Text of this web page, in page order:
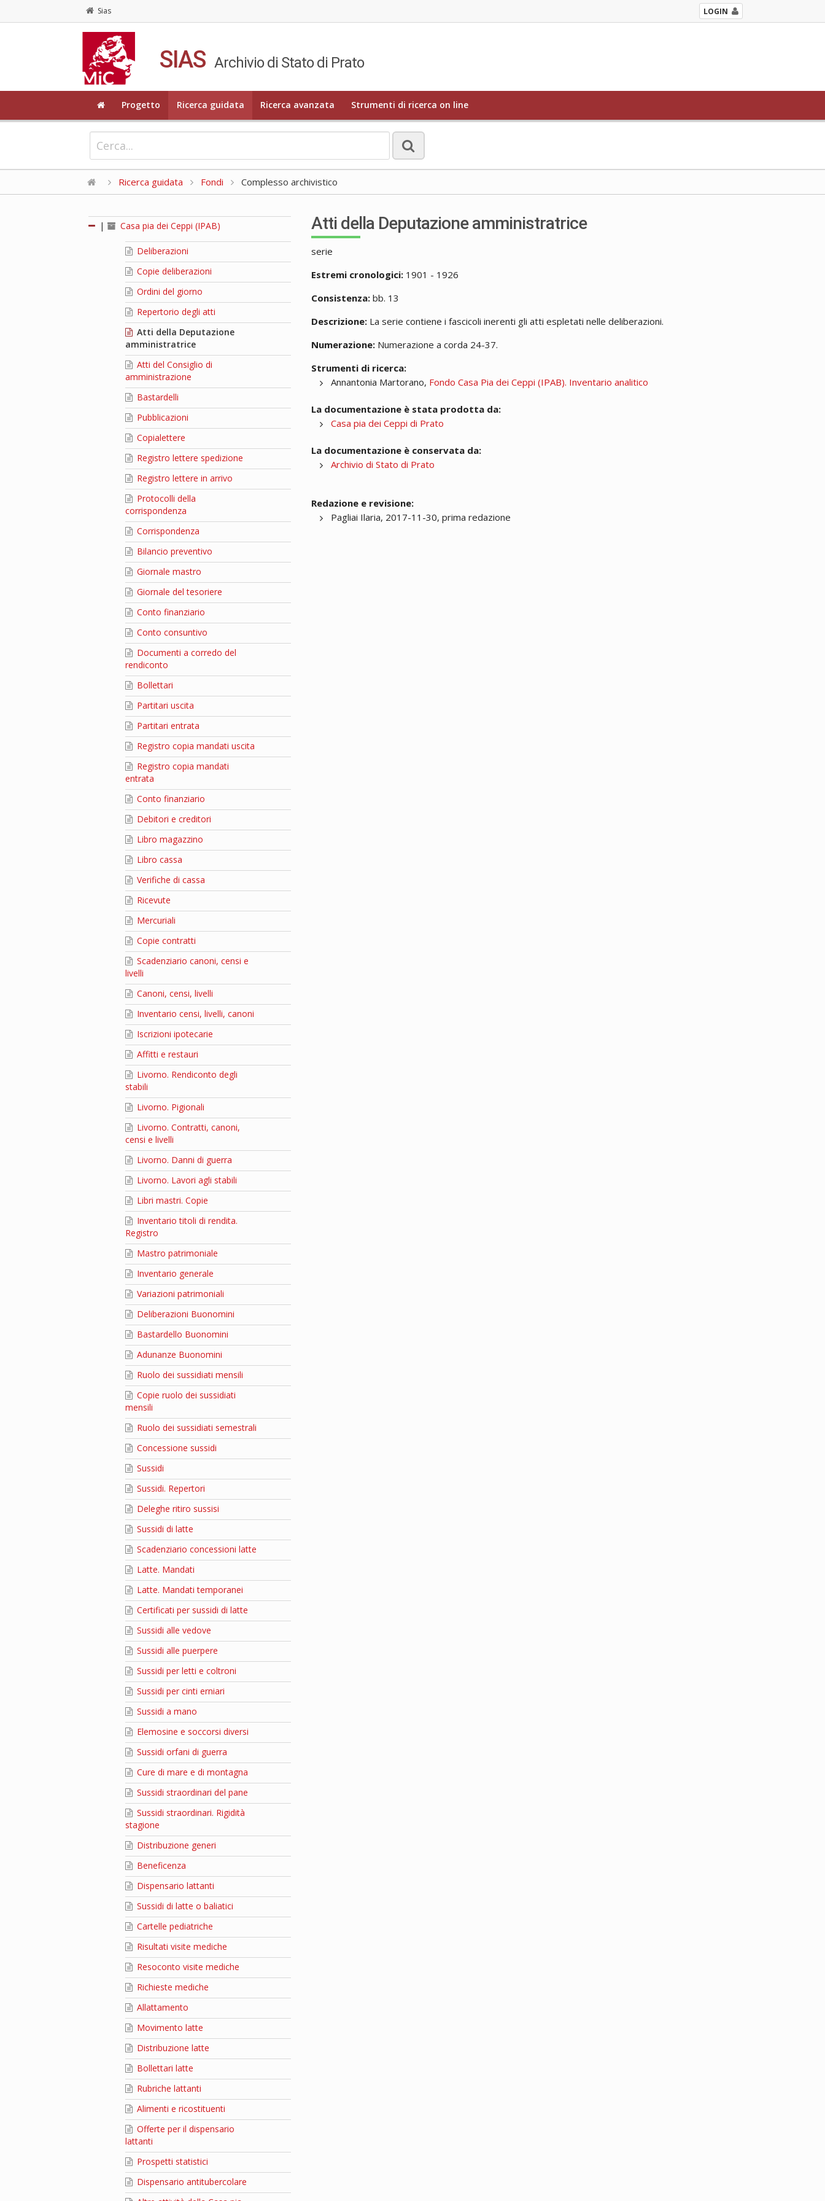
Sias LOGIN
SIAS Archivio di Stato di Prato
Progetto Ricerca guidata Ricerca avanzata Strumenti di ricerca on line
Ricerca guidata Fondi Complesso archivistico
| Casa pia dei Ceppi (IPAB)
Deliberazioni
Copie deliberazioni
Ordini del giorno
Repertorio degli atti
Atti della Deputazione
amministratrice
Atti del Consiglio di
amministrazione
Bastardelli
Pubblicazioni
Copialettere
Registro lettere spedizione
Registro lettere in arrivo
Protocolli della
corrispondenza
Corrispondenza
Bilancio preventivo
Giornale mastro
Giornale del tesoriere
Conto finanziario
Conto consuntivo
Documenti a corredo del
rendiconto
Bollettari
Partitari uscita
Partitari entrata
Registro copia mandati uscita
Registro copia mandati
entrata
Conto finanziario
Debitori e creditori
Libro magazzino
Libro cassa
Verifiche di cassa
Ricevute
Mercuriali
Copie contratti
Scadenziario canoni, censi e
livelli
Canoni, censi, livelli
Inventario censi, livelli, canoni
Iscrizioni ipotecarie
Affitti e restauri
Livorno. Rendiconto degli
stabili
Livorno. Pigionali
Livorno. Contratti, canoni,
censi e livelli
Livorno. Danni di guerra
Livorno. Lavori agli stabili
Libri mastri. Copie
Inventario titoli di rendita.
Registro
Mastro patrimoniale
Inventario generale
Variazioni patrimoniali
Deliberazioni Buonomini
Bastardello Buonomini
Adunanze Buonomini
Ruolo dei sussidiati mensili
Copie ruolo dei sussidiati
mensili
Ruolo dei sussidiati semestrali
Concessione sussidi
Sussidi
Sussidi. Repertori
Deleghe ritiro sussisi
Sussidi di latte
Scadenziario concessioni latte
Latte. Mandati
Latte. Mandati temporanei
Certificati per sussidi di latte
Sussidi alle vedove
Sussidi alle puerpere
Sussidi per letti e coltroni
Sussidi per cinti erniari
Sussidi a mano
Elemosine e soccorsi diversi
Sussidi orfani di guerra
Cure di mare e di montagna
Sussidi straordinari del pane
Sussidi straordinari. Rigidità
stagione
Distribuzione generi
Beneficenza
Dispensario lattanti
Sussidi di latte o baliatici
Cartelle pediatriche
Risultati visite mediche
Resoconto visite mediche
Richieste mediche
Allattamento
Movimento latte
Distribuzione latte
Bollettari latte
Rubriche lattanti
Alimenti e ricostituenti
Offerte per il dispensario
lattanti
Prospetti statistici
Dispensario antitubercolare
Atti della Deputazione amministratrice
serie
Estremi cronologici: 1901 - 1926
Consistenza: bb. 13
Descrizione: La serie contiene i fascicoli inerenti gli atti espletati nelle deliberazioni.
Numerazione: Numerazione a corda 24-37.
Strumenti di ricerca:
Annantonia Martorano, Fondo Casa Pia dei Ceppi (IPAB). Inventario analitico
La documentazione è stata prodotta da:
Casa pia dei Ceppi di Prato
La documentazione è conservata da:
Archivio di Stato di Prato
Redazione e revisione:
Pagliai Ilaria, 2017-11-30, prima redazione